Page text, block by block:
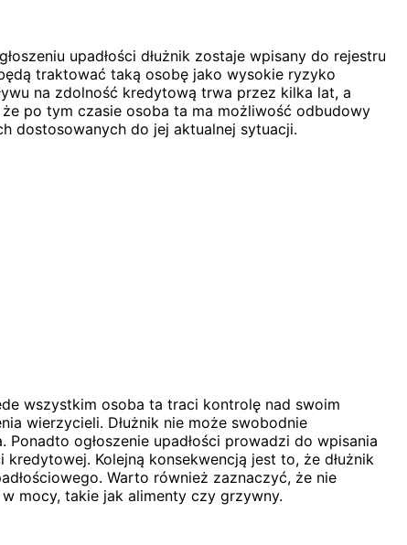
upadłości dłużnik zostaje wpisany do rejestru
traktować taką osobę jako wysokie ryzyko
na zdolność kredytową trwa przez kilka lat, a
po tym czasie osoba ta ma możliwość odbudowy
dostosowanych do jej aktualnej sytuacji.
wszystkim osoba ta traci kontrolę nad swoim
wierzycieli. Dłużnik nie może swobodnie
ogłoszenie upadłości prowadzi do wpisania
Kolejną konsekwencją jest to, że dłużnik
Warto również zaznaczyć, że nie
mocy, takie jak alimenty czy grzywny.